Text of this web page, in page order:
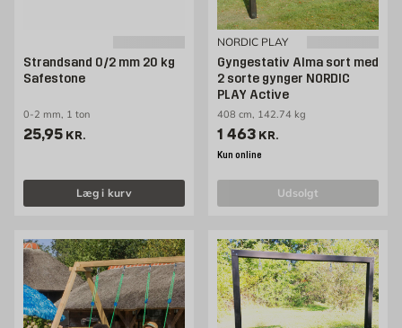
Strandsand 0/2 mm 20 kg
Safestone
0-2 mm, 1 ton
Pris 25.95 kr. /stk
25,95 KR.
Læg i kurv
NORDIC PLAY
Gyngestativ Alma sort med
2 sorte gynger NORDIC
PLAY Active
408 cm, 142.74 kg
Pris 1463 kr. /stk
1 463 KR.
Kun online
udsolgt